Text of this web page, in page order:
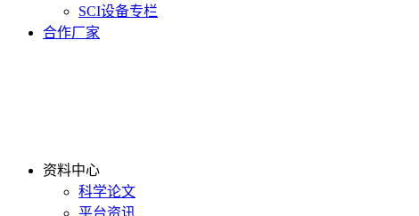
SCI设备专栏
合作厂家
资料中心
科学论文
平台资讯